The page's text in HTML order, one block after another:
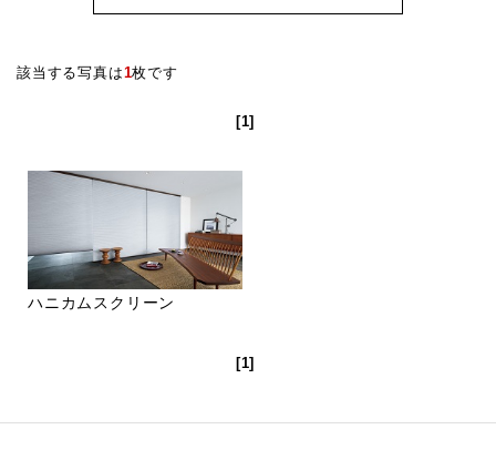
該当する写真は1枚です
[1]
ハニカムスクリーン
[1]